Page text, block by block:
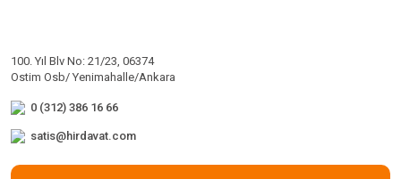
100. Yıl Blv No: 21/23, 06374
Ostim Osb/ Yenimahalle/Ankara
0 (312) 386 16 66
satis@hirdavat.com